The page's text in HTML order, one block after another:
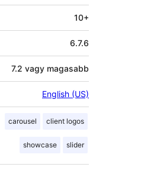
10+
6.7.6
7.2 vagy magasabb
English (US)
carousel client logos
showcase slider